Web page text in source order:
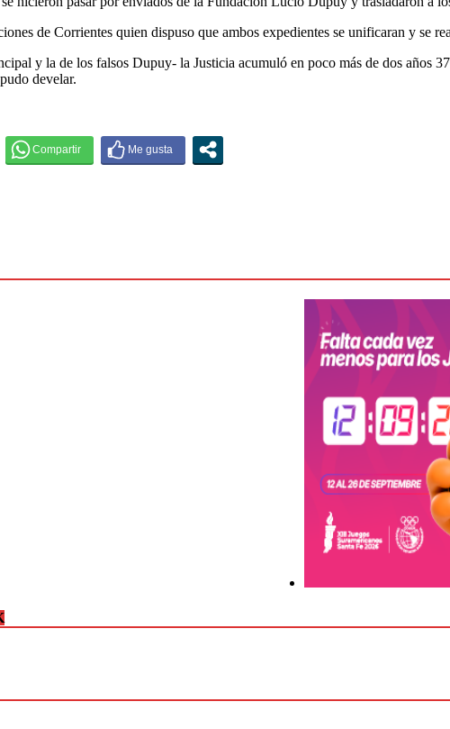
de Corrientes quien dispuso que ambos expedientes se unificaran y se
y la de los falsos Dupuy- la Justicia acumuló en poco más de dos años
develar.